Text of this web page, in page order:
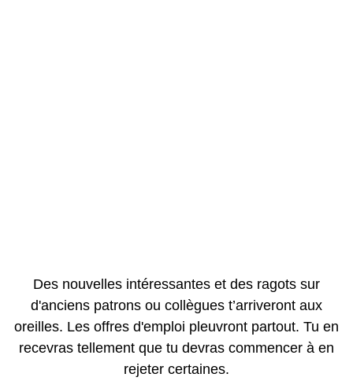
Des nouvelles intéressantes et des ragots sur
d'anciens patrons ou collègues t’arriveront aux
oreilles. Les offres d'emploi pleuvront partout. Tu en
recevras tellement que tu devras commencer à en
rejeter certaines.